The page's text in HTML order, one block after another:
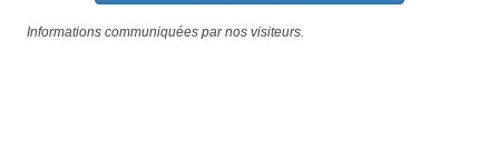
Informations communiquées par nos visiteurs.